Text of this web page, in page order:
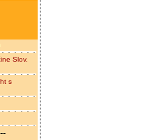
Slov.
s